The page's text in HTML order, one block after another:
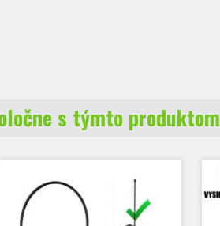
s týmto produktom